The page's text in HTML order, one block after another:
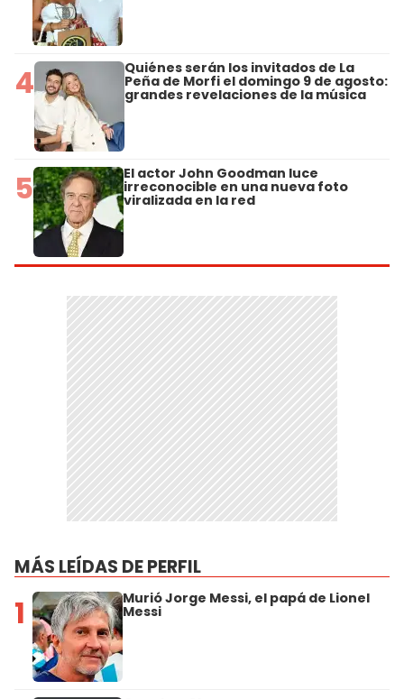
4 Quiénes serán los invitados de La
Peña de Morfi el domingo 9 de agosto:
grandes revelaciones de la música
5 El actor John Goodman luce
irreconocible en una nueva foto
viralizada en la red
MÁS LEÍDAS DE PERFIL
1 Murió Jorge Messi, el papá de Lionel
Messi